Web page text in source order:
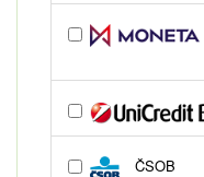
ČSOB